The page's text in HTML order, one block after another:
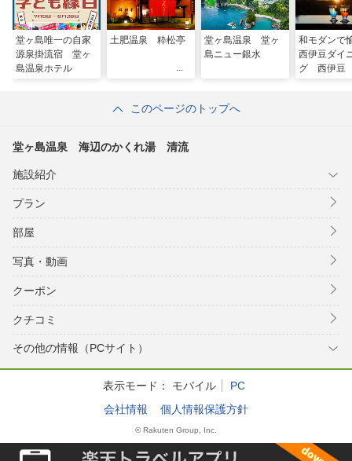
堂ヶ島唯一の自家
源泉掛流宿 堂ヶ
島温泉ホテル
土肥温泉 粋松亭
堂ヶ島温泉 堂ヶ
島ニュー銀水
和モダンで
西伊豆ダイ
グ 西伊豆
このページのトップへ
堂ヶ島温泉 海辺のかくれ湯 清流
施設紹介
プラン
部屋
写真・動画
クーポン
クチコミ
その他の情報（PCサイト）
表示モード： モバイル
PC
会社情報
個人情報保護方針
© Rakuten Group, Inc.